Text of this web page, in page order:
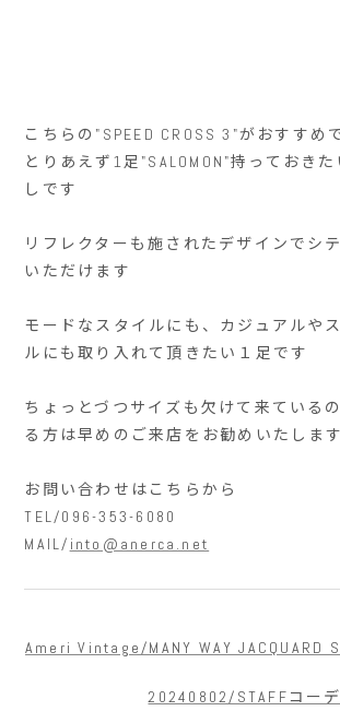
こちらの"SPEED CROSS 3"がおすすめ
とりあえず1足"SALOMON"持っておき
しです
リフレクターも施されたデザインでシ
いただけます
モードなスタイルにも、カジュアルや
ルにも取り入れて頂きたい１足です
ちょっとづつサイズも欠けて来ている
る方は早めのご来店をお勧めいたします
お問い合わせはこちらから
TEL/096-353-6080
MAIL/ into@anerca.net
Ameri Vintage/MANY WAY JACQUARD
20240802/STAFFコーデ